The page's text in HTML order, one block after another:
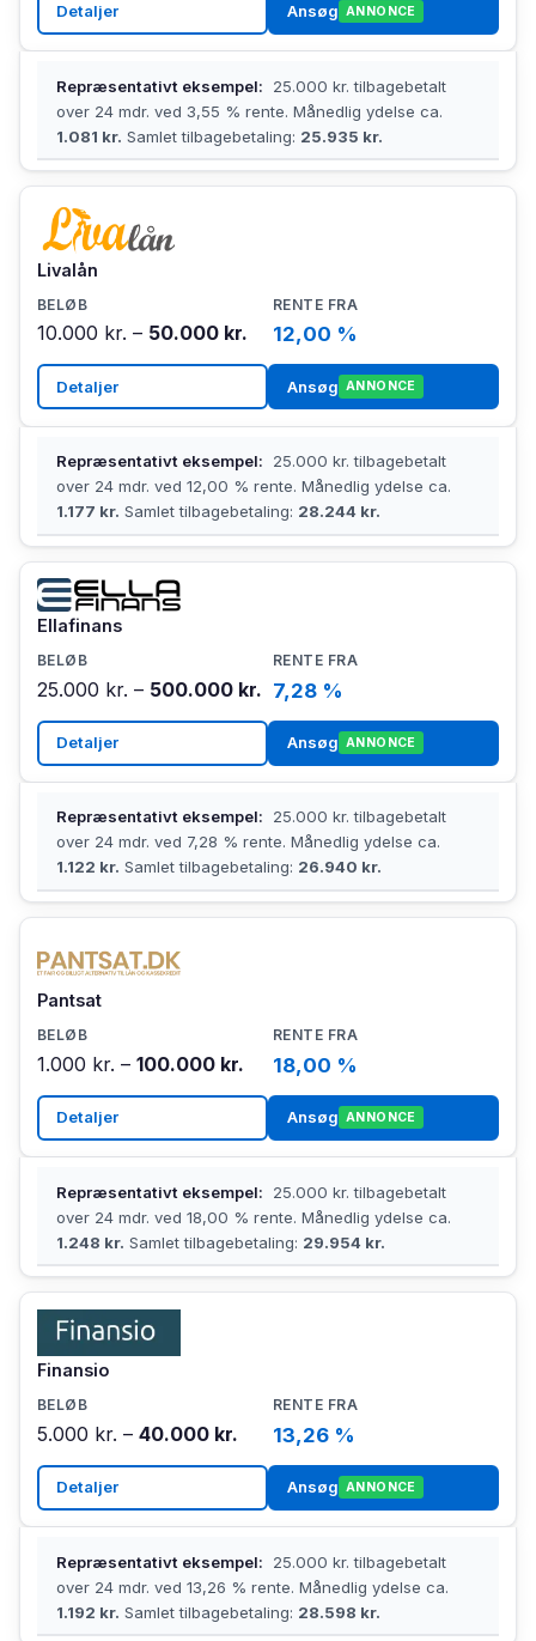
Detaljer Ansøg ANNONCE
Repræsentativt eksempel:
25.000 kr. tilbagebetalt
over 24 mdr. ved 3,55 % rente. Månedlig ydelse ca.
1.081 kr. Samlet tilbagebetaling: 25.935 kr.
Livalån
10.000 kr. – 50.000 kr. 12,00 %
Detaljer Ansøg ANNONCE
Repræsentativt eksempel:
25.000 kr. tilbagebetalt
over 24 mdr. ved 12,00 % rente. Månedlig ydelse ca.
1.177 kr. Samlet tilbagebetaling: 28.244 kr.
Ellafinans
25.000 kr. – 500.000 kr. 7,28 %
Detaljer Ansøg ANNONCE
Repræsentativt eksempel:
25.000 kr. tilbagebetalt
over 24 mdr. ved 7,28 % rente. Månedlig ydelse ca.
1.122 kr. Samlet tilbagebetaling: 26.940 kr.
Pantsat
1.000 kr. – 100.000 kr. 18,00 %
Detaljer Ansøg ANNONCE
Repræsentativt eksempel:
25.000 kr. tilbagebetalt
over 24 mdr. ved 18,00 % rente. Månedlig ydelse ca.
1.248 kr. Samlet tilbagebetaling: 29.954 kr.
Finansio
5.000 kr. – 40.000 kr. 13,26 %
Detaljer Ansøg ANNONCE
Repræsentativt eksempel:
25.000 kr. tilbagebetalt
over 24 mdr. ved 13,26 % rente. Månedlig ydelse ca.
1.192 kr. Samlet tilbagebetaling: 28.598 kr.